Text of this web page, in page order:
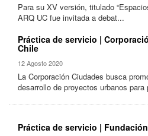
Para su XV versión, titulado
ARQ UC fue invitada a debat...
Práctica de servicio |
Chile
12 Agosto 2020
La Corporación Ciudades busca
desarrollo de proyectos urbanos para
Práctica de servicio |